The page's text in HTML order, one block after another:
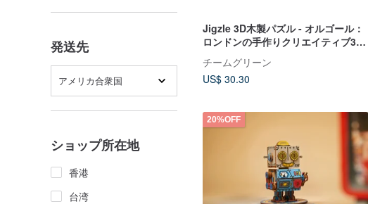
発送先
アメリカ合衆国
ショップ所在地
香港
台湾
Jigzle 3D木製パズル - オルゴール：
ロンドンの手作りクリエイティブ3D
チームグリーン
US$ 30.30
20%OFF